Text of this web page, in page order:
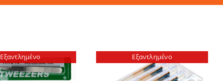
Εξαντλημένο Εξαντλημένο